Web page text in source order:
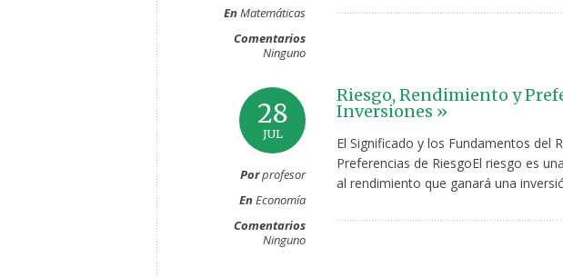
EnMatemáticas
Comentarios
Ninguno
28
JUL
Porprofesor
EnEconomía
Comentarios
Ninguno
Riesgo, Rendimiento y
Inversiones »
El Significado y los Fundamentos del
Preferencias de RiesgoEl riesgo es
al rendimiento que ganará una